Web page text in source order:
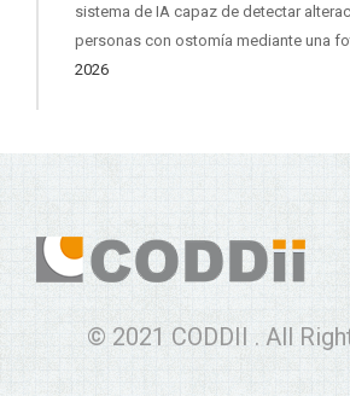
sistema de IA capaz de detectar
personas con ostomía mediante una
2026
© 2021 CODDII . All